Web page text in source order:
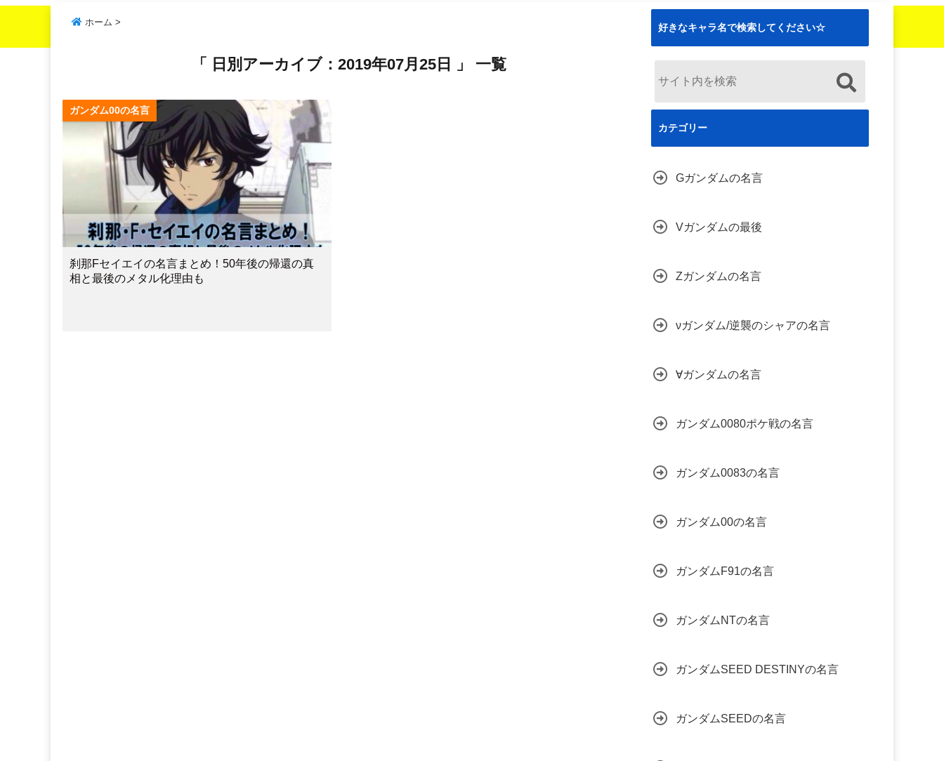
ホーム >
「 日別アーカイブ：2019年07月25日 」 一覧
ガンダム00の名言
刹那Fセイエイの名言まとめ！50年後の帰還の真
相と最後のメタル化理由も
好きなキャラ名で検索してください☆
カテゴリー
Gガンダムの名言
Vガンダムの最後
Zガンダムの名言
νガンダム/逆襲のシャアの名言
∀ガンダムの名言
ガンダム0080ポケ戦の名言
ガンダム0083の名言
ガンダム00の名言
ガンダムF91の名言
ガンダムNTの名言
ガンダムSEED DESTINYの名言
ガンダムSEEDの名言